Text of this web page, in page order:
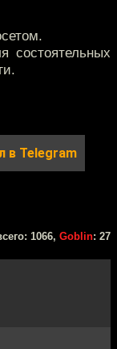
состоятельных
в Telegram
1066, Goblin: 27